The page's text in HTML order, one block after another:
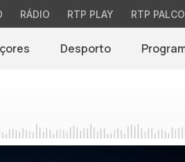
RÁDIO RTP PLAY RTP PALCO
Desporto